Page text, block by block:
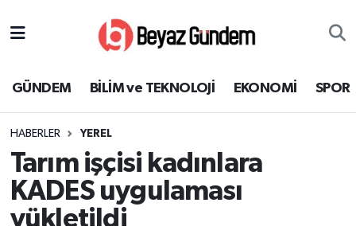
GÜNDEM BİLİM ve TEKNOLOJİ EKONOMİ SPOR
HABERLER YEREL
Tarım işçisi kadınlara
KADES uygulaması
yükletildi
EKONOMİ
SPOR
SAĞLIK
Süper Lig Puan Durumu ve Fikstür
Tüm Manşetler
Son Dakika Haberleri